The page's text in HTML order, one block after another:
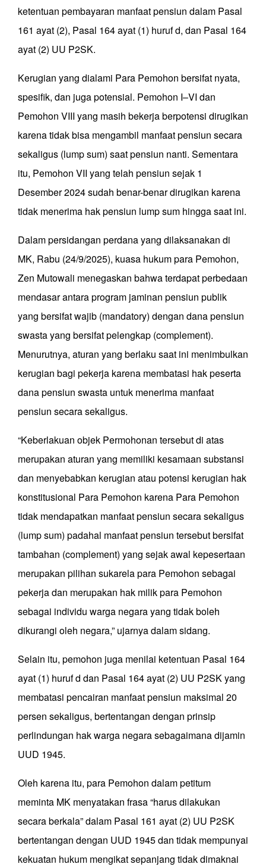
ketentuan pembayaran manfaat pensiun dalam Pasal
161 ayat (2), Pasal 164 ayat (1) huruf d, dan Pasal 164
ayat (2) UU P2SK.
Kerugian yang dialami Para Pemohon bersifat nyata,
spesifik, dan juga potensial. Pemohon I–VI dan
Pemohon VIII yang masih bekerja berpotensi dirugikan
karena tidak bisa mengambil manfaat pensiun secara
sekaligus (lump sum) saat pensiun nanti. Sementara
itu, Pemohon VII yang telah pensiun sejak 1
Desember 2024 sudah benar-benar dirugikan karena
tidak menerima hak pensiun lump sum hingga saat ini.
Dalam persidangan perdana yang dilaksanakan di
MK, Rabu (24/9/2025), kuasa hukum para Pemohon,
Zen Mutowali menegaskan bahwa terdapat perbedaan
mendasar antara program jaminan pensiun publik
yang bersifat wajib (mandatory) dengan dana pensiun
swasta yang bersifat pelengkap (complement).
Menurutnya, aturan yang berlaku saat ini menimbulkan
kerugian bagi pekerja karena membatasi hak peserta
dana pensiun swasta untuk menerima manfaat
pensiun secara sekaligus.
“Keberlakuan objek Permohonan tersebut di atas
merupakan aturan yang memiliki kesamaan substansi
dan menyebabkan kerugian atau potensi kerugian hak
konstitusional Para Pemohon karena Para Pemohon
tidak mendapatkan manfaat pensiun secara sekaligus
(lump sum) padahal manfaat pensiun tersebut bersifat
tambahan (complement) yang sejak awal kepesertaan
merupakan pilihan sukarela para Pemohon sebagai
pekerja dan merupakan hak milik para Pemohon
sebagai individu warga negara yang tidak boleh
dikurangi oleh negara,” ujarnya dalam sidang.
Selain itu, pemohon juga menilai ketentuan Pasal 164
ayat (1) huruf d dan Pasal 164 ayat (2) UU P2SK yang
membatasi pencairan manfaat pensiun maksimal 20
persen sekaligus, bertentangan dengan prinsip
perlindungan hak warga negara sebagaimana dijamin
UUD 1945.
Oleh karena itu, para Pemohon dalam petitum
meminta MK menyatakan frasa “harus dilakukan
secara berkala” dalam Pasal 161 ayat (2) UU P2SK
bertentangan dengan UUD 1945 dan tidak mempunyai
kekuatan hukum mengikat sepanjang tidak dimaknai